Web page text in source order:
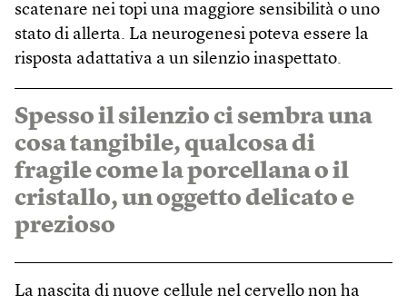
scatenare nei topi una maggiore sensibilità o uno
stato di allerta. La neurogenesi poteva essere la
risposta adattativa a un silenzio inaspettato.
Spesso il silenzio ci sembra una
cosa tangibile, qualcosa di
fragile come la porcellana o il
cristallo, un oggetto delicato e
prezioso
La nascita di nuove cellule nel cervello non ha